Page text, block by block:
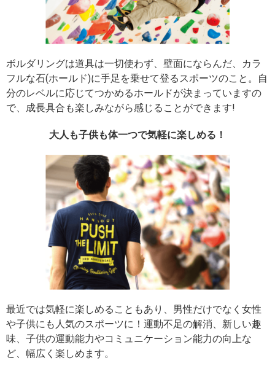
ボルダリングは道具は一切使わず、壁面にならんだ、カラ
フルな石(ホールド)に手足を乗せて登るスポーツのこと。自
分のレベルに応じてつかめるホールドが決まっていますの
で、成長具合も楽しみながら感じることができます!
大人も子供も体一つで気軽に楽しめる！
最近では気軽に楽しめることもあり、男性だけでなく女性
や子供にも人気のスポーツに！運動不足の解消、新しい趣
味、子供の運動能力やコミュニケーション能力の向上な
ど、幅広く楽しめます。